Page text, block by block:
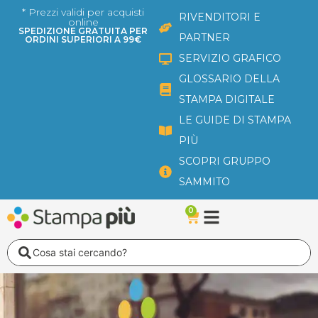
* Prezzi validi per acquisti
online
SPEDIZIONE GRATUITA PER
ORDINI SUPERIORI A 99€
RIVENDITORI E
PARTNER
SERVIZIO GRAFICO
GLOSSARIO DELLA
STAMPA DIGITALE
LE GUIDE DI STAMPA
PIÙ
SCOPRI GRUPPO
SAMMITO
0
Carrello
Search
...